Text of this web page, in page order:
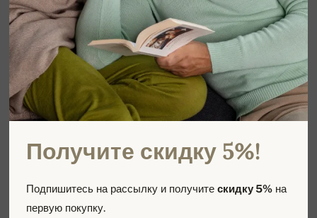
Получите скидку 5%!
Подпишитесь на рассылку и получитескидку 5% на
первую покупку.